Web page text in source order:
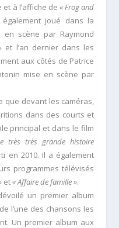
à l’affiche de« Frog and
joué dans la
scène par Raymond
et l’an dernier dans les
aux côtés de Patrice
mise en scène par
que devant les caméras,
dans des courts et
principal et dans le film
très très grande histoire
en 2010. Il a également
programmes télévisés
et« Affaire de famille ».
un premier album
l’une des chansons les
Un premier album aux